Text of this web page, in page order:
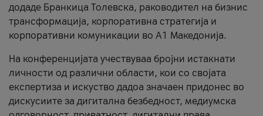
додаде Бранкица Толевска, раководител на бизнис
трансформација, корпоративна стратегија и
корпоративни комуникации во А1 Македонија.
На конференцијата учествуваа бројни истакнати
личности од различни области, кои со својата
експертиза и искуство дадоа значаен придонес во
дискусиите за дигитална безбедност, медиумска